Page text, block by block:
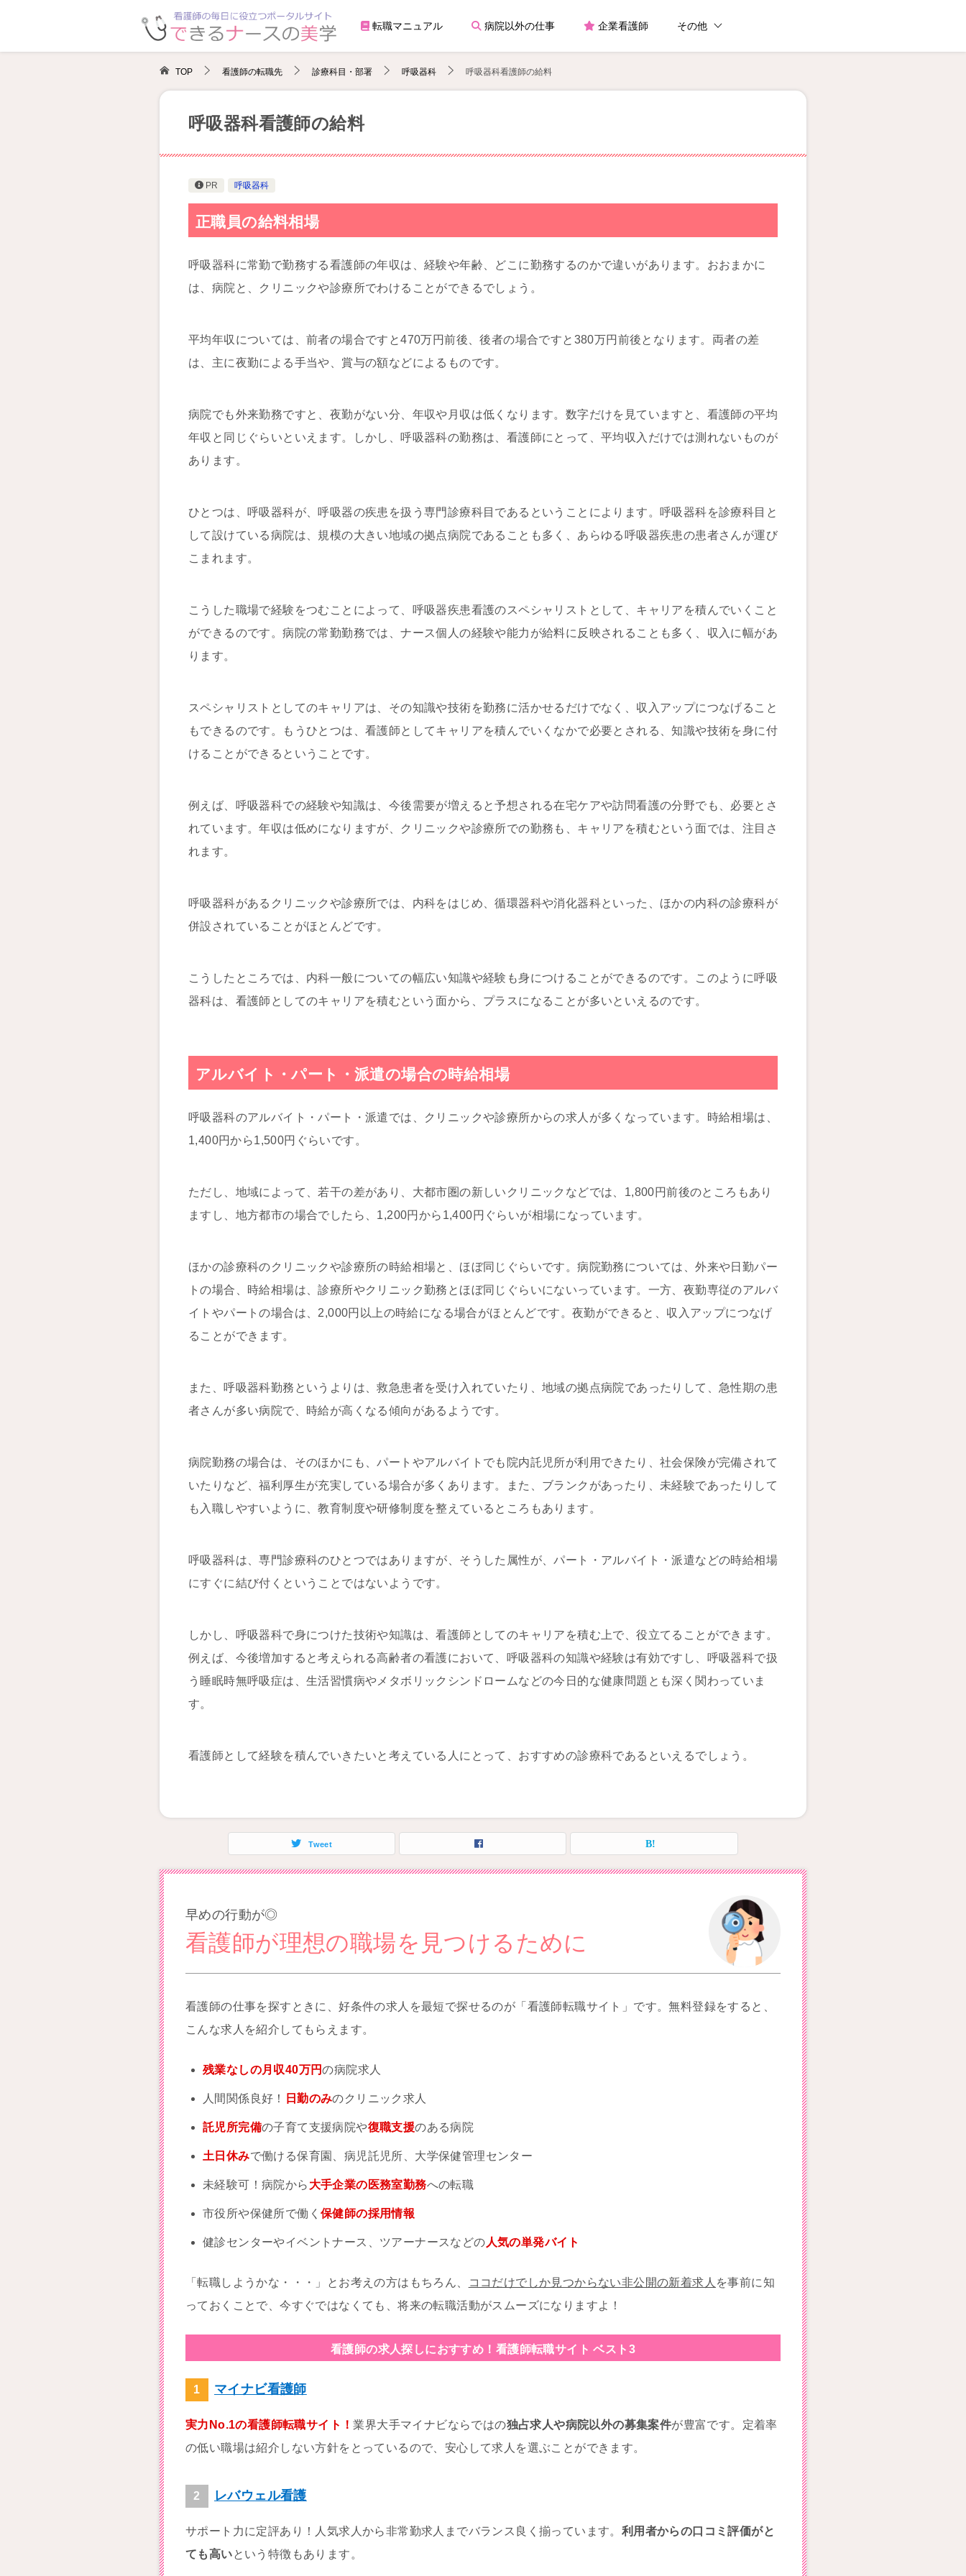
転職マニュアル 病院以外の仕事 企業看護師 その他
TOP 看護師の転職先 診療科目・部署 呼吸器科 呼吸器科看護師の給料
呼吸器科看護師の給料
PR 呼吸器科
正職員の給料相場
呼吸器科に常勤で勤務する看護師の年収は、経験や年齢、どこに勤務するのかで違いがあります。おおまかに
は、病院と、クリニックや診療所でわけることができるでしょう。
平均年収については、前者の場合ですと470万円前後、後者の場合ですと380万円前後となります。両者の差
は、主に夜勤による手当や、賞与の額などによるものです。
病院でも外来勤務ですと、夜勤がない分、年収や月収は低くなります。数字だけを見ていますと、看護師の平均
年収と同じぐらいといえます。しかし、呼吸器科の勤務は、看護師にとって、平均収入だけでは測れないものが
あります。
ひとつは、呼吸器科が、呼吸器の疾患を扱う専門診療科目であるということによります。呼吸器科を診療科目と
して設けている病院は、規模の大きい地域の拠点病院であることも多く、あらゆる呼吸器疾患の患者さんが運び
こまれます。
こうした職場で経験をつむことによって、呼吸器疾患看護のスペシャリストとして、キャリアを積んでいくこと
ができるのです。病院の常勤勤務では、ナース個人の経験や能力が給料に反映されることも多く、収入に幅があ
ります。
スペシャリストとしてのキャリアは、その知識や技術を勤務に活かせるだけでなく、収入アップにつなげること
もできるのです。もうひとつは、看護師としてキャリアを積んでいくなかで必要とされる、知識や技術を身に付
けることができるということです。
例えば、呼吸器科での経験や知識は、今後需要が増えると予想される在宅ケアや訪問看護の分野でも、必要とさ
れています。年収は低めになりますが、クリニックや診療所での勤務も、キャリアを積むという面では、注目さ
れます。
呼吸器科があるクリニックや診療所では、内科をはじめ、循環器科や消化器科といった、ほかの内科の診療科が
併設されていることがほとんどです。
こうしたところでは、内科一般についての幅広い知識や経験も身につけることができるのです。このように呼吸
器科は、看護師としてのキャリアを積むという面から、プラスになることが多いといえるのです。
アルバイト・パート・派遣の場合の時給相場
呼吸器科のアルバイト・パート・派遣では、クリニックや診療所からの求人が多くなっています。時給相場は、
1,400円から1,500円ぐらいです。
ただし、地域によって、若干の差があり、大都市圏の新しいクリニックなどでは、1,800円前後のところもあり
ますし、地方都市の場合でしたら、1,200円から1,400円ぐらいが相場になっています。
ほかの診療科のクリニックや診療所の時給相場と、ほぼ同じぐらいです。病院勤務については、外来や日勤パー
トの場合、時給相場は、診療所やクリニック勤務とほぼ同じぐらいにないっています。一方、夜勤専従のアルバ
イトやパートの場合は、2,000円以上の時給になる場合がほとんどです。夜勤ができると、収入アップにつなげ
ることができます。
また、呼吸器科勤務というよりは、救急患者を受け入れていたり、地域の拠点病院であったりして、急性期の患
者さんが多い病院で、時給が高くなる傾向があるようです。
病院勤務の場合は、そのほかにも、パートやアルバイトでも院内託児所が利用できたり、社会保険が完備されて
いたりなど、福利厚生が充実している場合が多くあります。また、ブランクがあったり、未経験であったりして
も入職しやすいように、教育制度や研修制度を整えているところもあります。
呼吸器科は、専門診療科のひとつではありますが、そうした属性が、パート・アルバイト・派遣などの時給相場
にすぐに結び付くということではないようです。
しかし、呼吸器科で身につけた技術や知識は、看護師としてのキャリアを積む上で、役立てることができます。
例えば、今後増加すると考えられる高齢者の看護において、呼吸器科の知識や経験は有効ですし、呼吸器科で扱
う睡眠時無呼吸症は、生活習慣病やメタボリックシンドロームなどの今日的な健康問題とも深く関わっていま
す。
看護師として経験を積んでいきたいと考えている人にとって、おすすめの診療科であるといえるでしょう。
Tweet
早めの行動が◎
看護師が理想の職場を見つけるために
看護師の仕事を探すときに、好条件の求人を最短で探せるのが「看護師転職サイト」です。無料登録をすると、
こんな求人を紹介してもらえます。
残業なしの月収40万円の病院求人
人間関係良好！ 日勤のみのクリニック求人
託児所完備の子育て支援病院や復職支援のある病院
土日休みで働ける保育園、病児託児所、大学保健管理センター
未経験可！病院から 大手企業の医務室勤務への転職
市役所や保健所で働く 保健師の採用情報
健診センターやイベントナース、ツアーナースなどの 人気の単発バイト
「転職しようかな・・・」とお考えの方はもちろん、 ココだけでしか見つからない非公開の新着求人 を事前に知
っておくことで、今すぐではなくても、将来の転職活動がスムーズになりますよ！
看護師の求人探しにおすすめ！ 看護師転職サイト ベスト3
マイナビ看護師
実力No.1の看護師転職サイト！業界大手マイナビならではの独占求人や病院以外の募集案件が豊富です。定着率
の低い職場は紹介しない方針をとっているので、安心して求人を選ぶことができます。
レバウェル看護
サポート力に定評あり！人気求人から非常勤求人までバランス良く揃っています。 利用者からの口コミ評価がと
ても高いという特徴もあります。